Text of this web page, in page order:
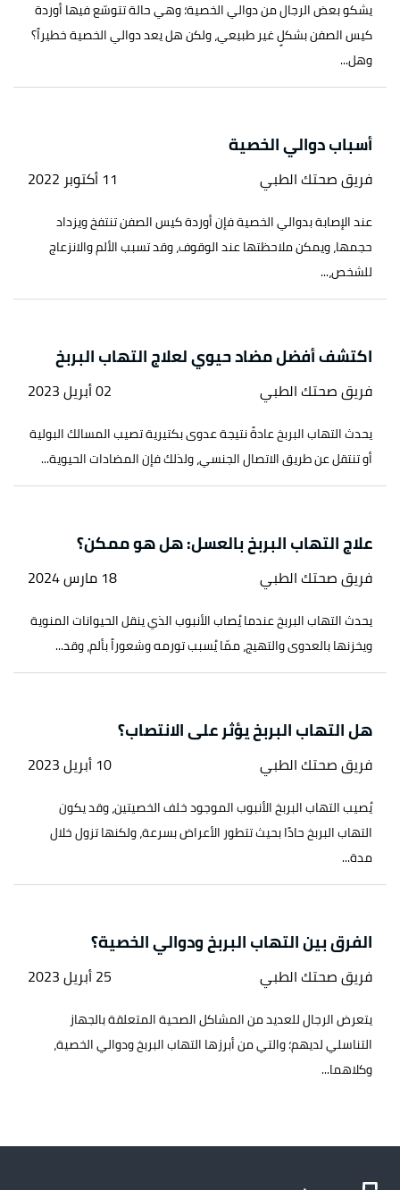
يشكو بعض الرجال من دوالي الخصية؛ وهي حالة تتوسّع فيها أوردة
كيس الصفن بشكلٍ غير طبيعي، ولكن هل يعد دوالي الخصية خطيراً؟
وهل...
أسباب دوالي الخصية
فريق صحتك الطبي 11 أكتوبر 2022
عند الإصابة بدوالي الخصية فإن أوردة كيس الصفن تنتفخ ويزداد
حجمها، ويمكن ملاحظتها عند الوقوف، وقد تسبب الألم والانزعاج
للشخص،...
اكتشف أفضل مضاد حيوي لعلاج التهاب البربخ
فريق صحتك الطبي 02 أبريل 2023
يحدث التهاب البربخ عادةً نتيجة عدوى بكتيرية تصيب المسالك البولية
أو تنتقل عن طريق الاتصال الجنسي، ولذلك فإن المضادات الحيوية...
علاج التهاب البربخ بالعسل: هل هو ممكن؟
فريق صحتك الطبي 18 مارس 2024
يحدث التهاب البربخ عندما يُصاب الأنبوب الذي ينقل الحيوانات المنوية
ويخزنها بالعدوى والتهيج، ممّا يُسبب تورمه وشعوراً بألم، وقد...
هل التهاب البربخ يؤثر على الانتصاب؟
فريق صحتك الطبي 10 أبريل 2023
يُصيب التهاب البربخ الأنبوب الموجود خلف الخصيتين، وقد يكون
التهاب البربخ حادًا بحيث تتطور الأعراض بسرعة، ولكنها تزول خلال
مدة...
الفرق بين التهاب البربخ ودوالي الخصية؟
فريق صحتك الطبي 25 أبريل 2023
يتعرض الرجال للعديد من المشاكل الصحية المتعلقة بالجهاز
التناسلي لديهم؛ والتي من أبرزها التهاب البربخ ودوالي الخصية،
وكلاهما...